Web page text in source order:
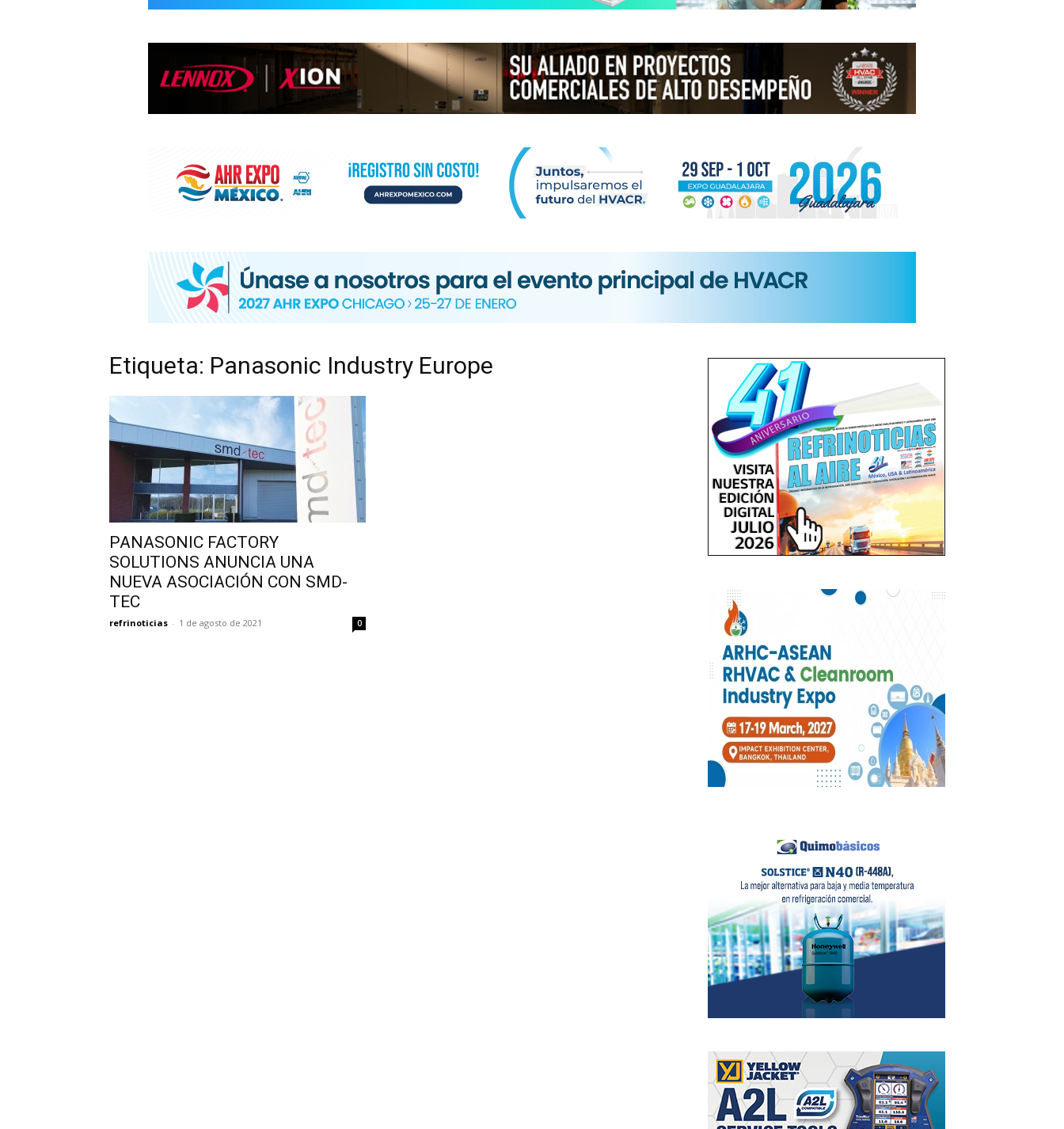
INFORMACIÓN
HVAC/R
DE
Etiqueta: Panasonic Industry Europe
PANASONIC FACTORY
SOLUTIONS ANUNCIA UNA
NUEVA ASOCIACIÓN CON SMD-
TEC
refrinoticias - 1 de agosto de 2021 0